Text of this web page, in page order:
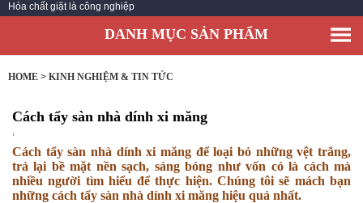
LIÊN HỆ
Hóa chất vệ sinh buồng phòng
DANH MỤC SẢN PHẨM
HOME > KINH NGHIỆM & TIN TỨC
Cách tẩy sàn nhà dính xi măng
,
Cách tẩy sàn nhà dính xi măng để loại bỏ những vệt trắng,
trả lại bề mặt nền sạch, sáng bóng như vốn có là cách mà
nhiều người tìm hiểu để thực hiện. Chúng tôi sẽ mách bạn
những cách tẩy sàn nhà dính xi măng hiệu quả nhất.